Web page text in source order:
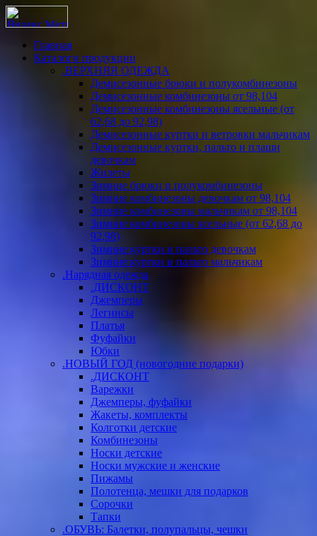
Главная
Каталоги продукции
.ВЕРХНЯЯ ОДЕЖДА
Демисезонные брюки и полукомбинезоны
Демисезонные комбинезоны от 98,104
Демисезонные комбинезоны ясельные (от
62,68 до 92,98)
Демисезонные куртки и ветровки мальчикам
Демисезонные куртки, пальто и плащи
девочкам
Жилеты
Зимние брюки и полукомбинезоны
Зимние комбинезоны девочкам от 98,104
Зимние комбинезоны мальчикам от 98,104
Зимние комбинезоны ясельные (от 62,68 до
92,98)
Зимние куртки и пальто девочкам
Зимние куртки и пальто мальчикам
.Нарядная одежда
.ДИСКОНТ
Джемперы
Легинсы
Платья
Фуфайки
Юбки
.НОВЫЙ ГОД (новогодние подарки)
.ДИСКОНТ
Варежки
Джемперы, фуфайки
Жакеты, комплекты
Колготки детские
Комбинезоны
Носки детские
Носки мужские и женские
Пижамы
Полотенца, мешки для подарков
Сорочки
Тапки
.ОБУВЬ: Балетки, полупальцы, чешки